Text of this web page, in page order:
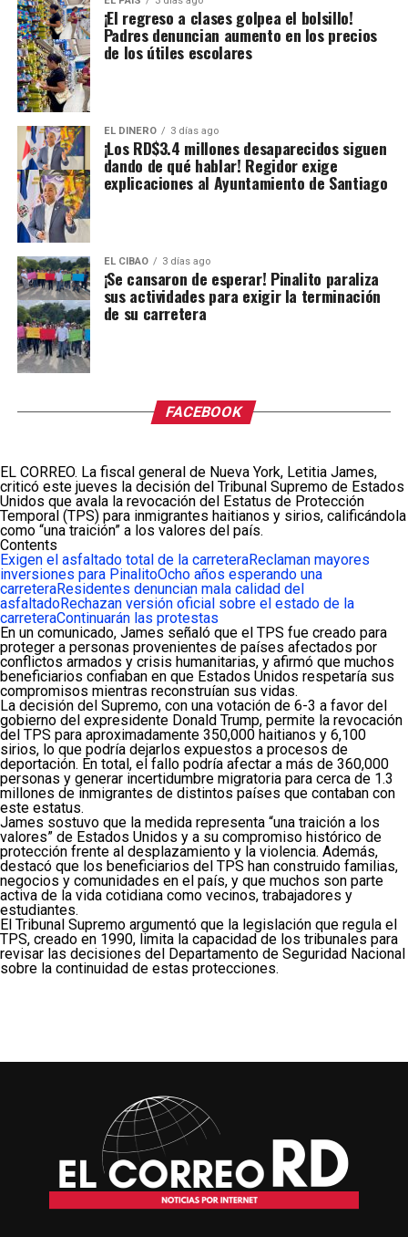
¡El regreso a clases golpea el bolsillo!
Padres denuncian aumento en los precios
de los útiles escolares
EL DINERO 3 días ago
¡Los RD$3.4 millones desaparecidos siguen
dando de qué hablar! Regidor exige
explicaciones al Ayuntamiento de Santiago
EL CIBAO 3 días ago
¡Se cansaron de esperar! Pinalito paraliza
sus actividades para exigir la terminación
de su carretera
FACEBOOK
EL CORREO. La fiscal general de Nueva York, Letitia James,
criticó este jueves la decisión del Tribunal Supremo de Estados
Unidos que avala la revocación del Estatus de Protección
Temporal (TPS) para inmigrantes haitianos y sirios, calificándola
como “una traición” a los valores del país.
Contents
Exigen el asfaltado total de la carreteraReclaman mayores
inversiones para PinalitoOcho años esperando una
carreteraResidentes denuncian mala calidad del
asfaltadoRechazan versión oficial sobre el estado de la
carreteraContinuarán las protestas
En un comunicado, James señaló que el TPS fue creado para
proteger a personas provenientes de países afectados por
conflictos armados y crisis humanitarias, y afirmó que muchos
beneficiarios confiaban en que Estados Unidos respetaría sus
compromisos mientras reconstruían sus vidas.
La decisión del Supremo, con una votación de 6-3 a favor del
gobierno del expresidente Donald Trump, permite la revocación
del TPS para aproximadamente 350,000 haitianos y 6,100
sirios, lo que podría dejarlos expuestos a procesos de
deportación. En total, el fallo podría afectar a más de 360,000
personas y generar incertidumbre migratoria para cerca de 1.3
millones de inmigrantes de distintos países que contaban con
este estatus.
James sostuvo que la medida representa “una traición a los
valores” de Estados Unidos y a su compromiso histórico de
protección frente al desplazamiento y la violencia. Además,
destacó que los beneficiarios del TPS han construido familias,
negocios y comunidades en el país, y que muchos son parte
activa de la vida cotidiana como vecinos, trabajadores y
estudiantes.
El Tribunal Supremo argumentó que la legislación que regula el
TPS, creado en 1990, limita la capacidad de los tribunales para
revisar las decisiones del Departamento de Seguridad Nacional
sobre la continuidad de estas protecciones.